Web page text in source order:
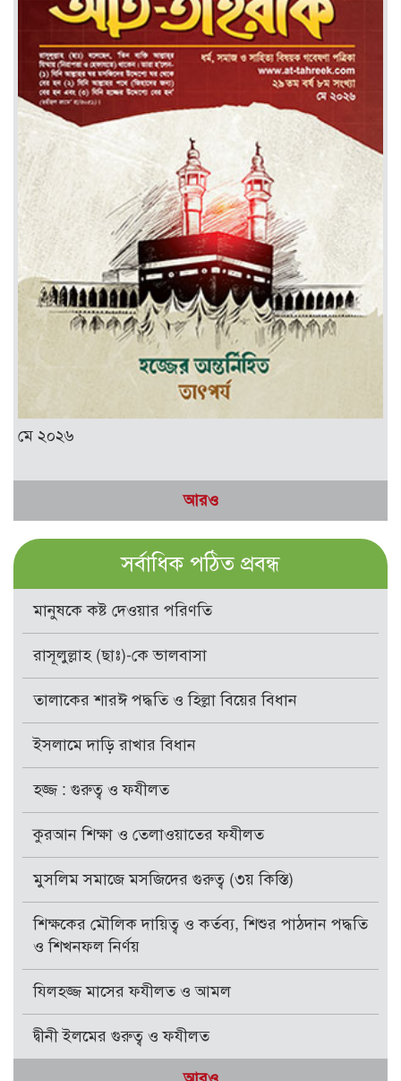
মে ২০২৬
আরও
সর্বাধিক পঠিত প্রবন্ধ
মানুষকে কষ্ট দেওয়ার পরিণতি
রাসূলুল্লাহ (ছাঃ)-কে ভালবাসা
তালাকের শারঈ পদ্ধতি ও হিল্লা বিয়ের বিধান
ইসলামে দাড়ি রাখার বিধান
হজ্জ : গুরুত্ব ও ফযীলত
কুরআন শিক্ষা ও তেলাওয়াতের ফযীলত
মুসলিম সমাজে মসজিদের গুরুত্ব (৩য় কিস্তি)
শিক্ষকের মৌলিক দায়িত্ব ও কর্তব্য, শিশুর পাঠদান পদ্ধতি
ও শিখনফল নির্ণয়
যিলহজ্জ মাসের ফযীলত ও আমল
দ্বীনী ইলমের গুরুত্ব ও ফযীলত